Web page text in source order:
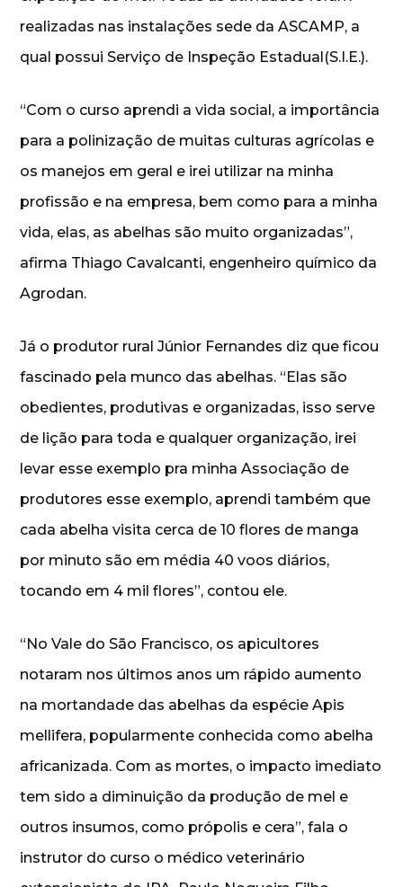
realizadas nas instalações sede da ASCAMP, a
qual possui Serviço de Inspeção Estadual(S.I.E.).
“Com o curso aprendi a vida social, a importância
para a polinização de muitas culturas agrícolas e
os manejos em geral e irei utilizar na minha
profissão e na empresa, bem como para a minha
vida, elas, as abelhas são muito organizadas”,
afirma Thiago Cavalcanti, engenheiro químico da
Agrodan.
Já o produtor rural Júnior Fernandes diz que ficou
fascinado pela munco das abelhas. “Elas são
obedientes, produtivas e organizadas, isso serve
de lição para toda e qualquer organização, irei
levar esse exemplo pra minha Associação de
produtores esse exemplo, aprendi também que
cada abelha visita cerca de 10 flores de manga
por minuto são em média 40 voos diários,
tocando em 4 mil flores”, contou ele.
“No Vale do São Francisco, os apicultores
notaram nos últimos anos um rápido aumento
na mortandade das abelhas da espécie Apis
mellifera, popularmente conhecida como abelha
africanizada. Com as mortes, o impacto imediato
tem sido a diminuição da produção de mel e
outros insumos, como própolis e cera”, fala o
instrutor do curso o médico veterinário